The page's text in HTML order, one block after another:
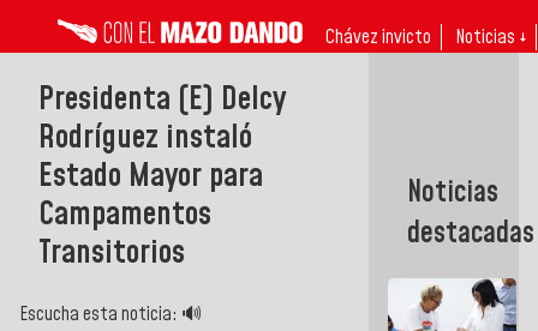
Chávez invicto Noticias ↓
Presidenta (E) Delcy
Rodríguez instaló
Estado Mayor para
Campamentos
Transitorios
Escucha esta noticia: 🔊
Noticias
destacadas